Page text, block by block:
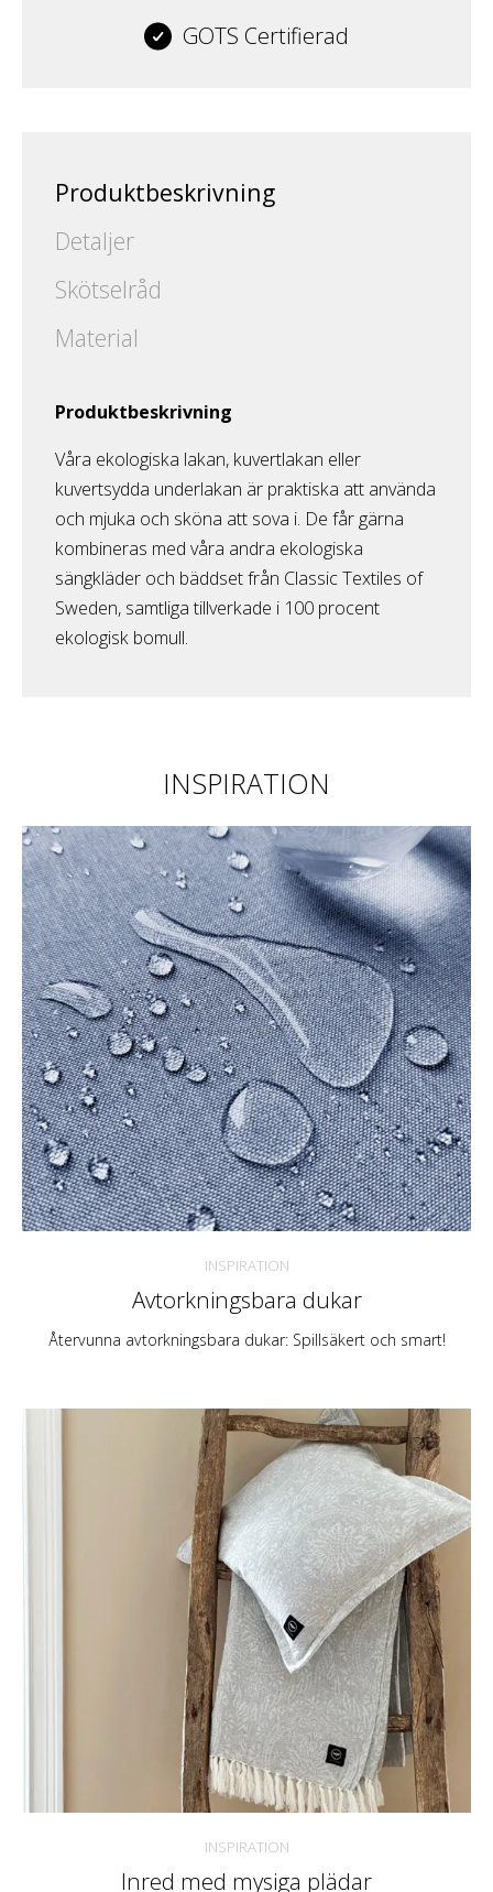
GOTS Certifierad
Produktbeskrivning
Detaljer
Skötselråd
Material
Produktbeskrivning
Våra ekologiska lakan, kuvertlakan eller
kuvertsydda underlakan är praktiska att använda
och mjuka och sköna att sova i. De får gärna
kombineras med våra andra ekologiska
sängkläder och bäddset från Classic Textiles of
Sweden, samtliga tillverkade i 100 procent
ekologisk bomull.
INSPIRATION
INSPIRATION
Avtorkningsbara dukar
Återvunna avtorkningsbara dukar: Spillsäkert och smart!
INSPIRATION
Inred med mysiga plädar